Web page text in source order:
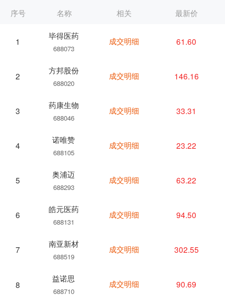
序号 名称
1
毕得医药
688073
2
方邦股份
688020
3
药康生物
688046
4
诺唯赞
688105
5
奥浦迈
688293
6
皓元医药
688131
7
南亚新材
688519
8
益诺思
688710
相关 最新价
成交明细 61.60
成交明细 146.16
成交明细 33.31
成交明细 23.22
成交明细 63.22
成交明细 94.50
成交明细 302.55
成交明细 90.69